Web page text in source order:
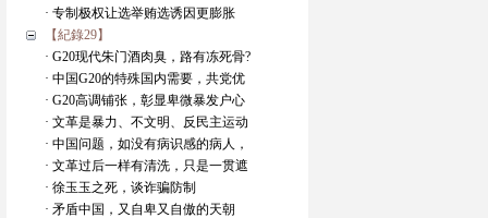
· 专制极权让选举贿选诱因更膨胀
【紀錄29】
· G20现代朱门酒肉臭，路有冻死骨?
· 中国G20的特殊国内需要，共党优
· G20高调铺张，彰显卑微暴发户心
· 文革是暴力、不文明、反民主运动
· 中国问题，如没有病识感的病人，
· 文革过后一样有清洗，只是一贯遮
· 徐玉玉之死，谈诈骗防制
· 矛盾中国，又自卑又自傲的天朝